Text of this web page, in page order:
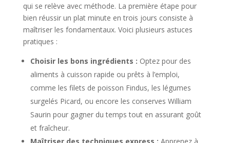
qui se relève avec méthode. La première étape pour
bien réussir un plat minute en trois jours consiste à
maîtriser les fondamentaux. Voici plusieurs astuces
pratiques :
Choisir les bons ingrédients : Optez pour des
aliments à cuisson rapide ou prêts à l’emploi,
comme les filets de poisson Findus, les légumes
surgelés Picard, ou encore les conserves William
Saurin pour gagner du temps tout en assurant goût
et fraîcheur.
Maîtriser des techniques express : Apprenez à